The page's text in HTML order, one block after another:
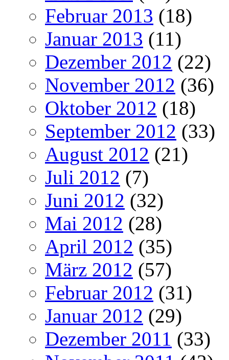
Februar 2013 (18)
Januar 2013 (11)
Dezember 2012 (22)
November 2012 (36)
Oktober 2012 (18)
September 2012 (33)
August 2012 (21)
Juli 2012 (7)
Juni 2012 (32)
Mai 2012 (28)
April 2012 (35)
März 2012 (57)
Februar 2012 (31)
Januar 2012 (29)
Dezember 2011 (33)